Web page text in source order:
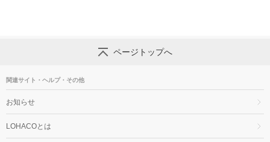
ページトップへ
関連サイト・ヘルプ・その他
お知らせ
LOHACOとは